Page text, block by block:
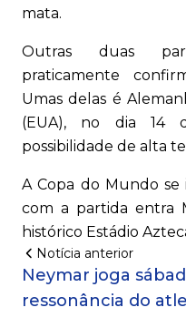
mata.
Outras duas
praticamente
Umas delas é
(EUA), no dia 14
possibilidade de alta
A Copa do Mundo se
com a partida entra
histórico Estádio
Notícia anterior
Neymar joga
ressonância do